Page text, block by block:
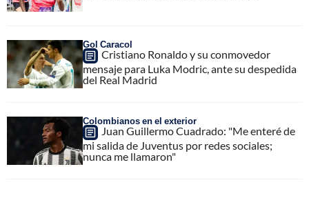
Gol Caracol
Cristiano Ronaldo y su conmovedor
mensaje para Luka Modric, ante su despedida
del Real Madrid
Colombianos en el exterior
Juan Guillermo Cuadrado: "Me enteré de
mi salida de Juventus por redes sociales;
nunca me llamaron"